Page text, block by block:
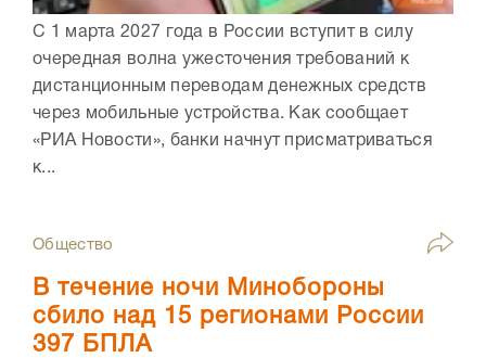
С 1 марта 2027 года в России вступит в силу
очередная волна ужесточения требований к
дистанционным переводам денежных средств
через мобильные устройства. Как сообщает
«РИА Новости», банки начнут присматриваться
к...
Общество
В течение ночи Минобороны
сбило над 15 регионами России
397 БПЛА